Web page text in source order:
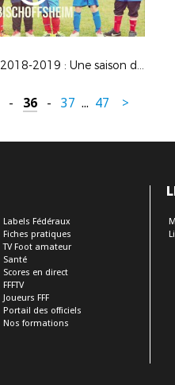
Rétrospective 2018-2019 : Une saison de football en Alsace !
- 36 - 37 ... 47 >
Labels Fédéraux
Fiches pratiques
TV Foot amateur
Santé
Scores en direct
FFFTV
Joueurs FFF
Portail des officiels
Nos formations